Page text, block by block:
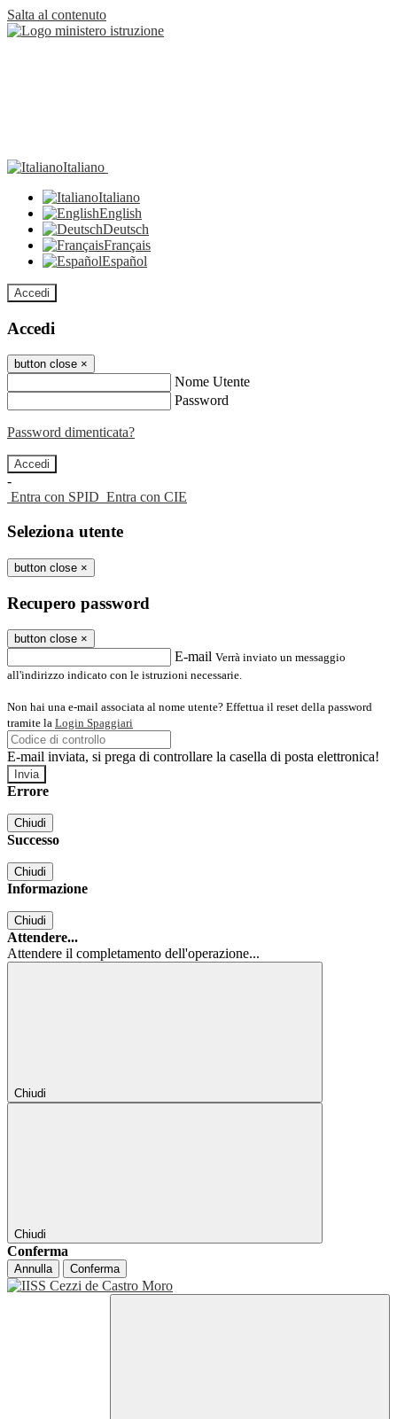
Salta al contenuto
Italiano
Italiano
English
Deutsch
Français
Español
Accedi
Accedi
button close ×
Nome Utente
Password
Password dimenticata?
-
Entra con SPID Entra con CIE
Seleziona utente
button close ×
Recupero password
button close ×
E-mail Verrà inviato un messaggio
all'indirizzo indicato con le istruzioni necessarie.
Non hai una e-mail associata al nome utente? Effettua il reset della password
tramite la Login Spaggiari
E-mail inviata, si prega di controllare la casella di posta elettronica!
Errore
Chiudi
Successo
Chiudi
Informazione
Chiudi
Attendere...
Attendere il completamento dell'operazione...
Chiudi
Chiudi
Conferma
Annulla Conferma